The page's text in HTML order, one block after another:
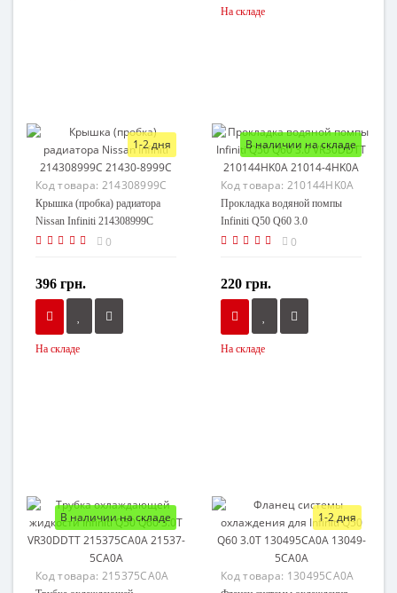
На складе
1-2 дня
Код товара: 214308999C
Крышка (пробка) радиатора
Nissan Infiniti 214308999C
21430-8999C
0
396 грн.
На складе
В наличии на складе
Код товара: 210144HK0A
Прокладка водяной помпы
Infiniti Q50 Q60 3.0
VR30DDTT 210144HK0A
0
220 грн.
На складе
В наличии на складе
Код товара: 215375CA0A
1-2 дня
Код товара: 130495CA0A